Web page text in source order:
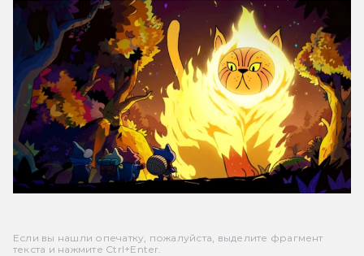
Если вы нашли опечатку, пожалуйста, выделите фрагмент
текста и нажмите Ctrl+Enter.